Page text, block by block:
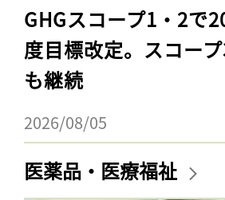
GHGスコープ1・2で
度目標改定。スコー
も継続
2026/08/05
医薬品・医療福祉